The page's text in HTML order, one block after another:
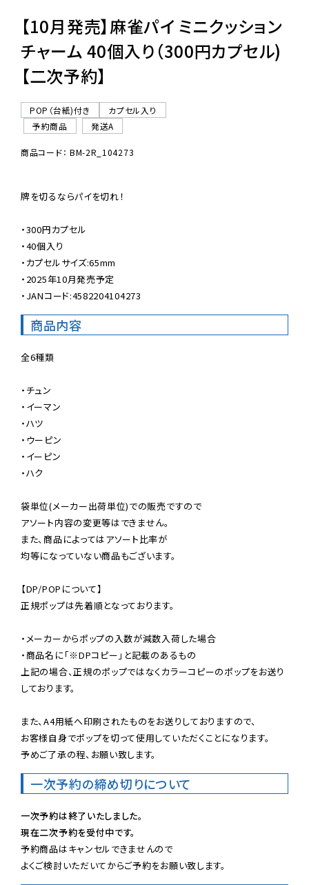
【10月発売】麻雀パイ ミニクッション
チャーム 40個入り（300円カプセル)
【二次予約】
POP（台紙)付き
カプセル入り
予約商品
発送A
商品コード： BM-2R_104273
牌を切るならパイを切れ！
・300円カプセル
・40個入り
・カプセルサイズ:65mm
・2025年10月発売予定
・JANコード:4582204104273
商品内容
全6種類
・チュン
・イーマン
・ハツ
・ウーピン
・イーピン
・ハク
袋単位(メーカー出荷単位)での販売ですので
アソート内容の変更等はできません。
また、商品によってはアソート比率が
均等になっていない商品もございます。
【DP/POPについて】
正規ポップは先着順となっております。
・メーカーからポップの入数が減数入荷した場合
・商品名に「※DPコピー」と記載のあるもの
上記の場合、正規のポップではなくカラーコピーのポップをお送り
しております。
また、A4用紙へ印刷されたものをお送りしておりますので、
お客様自身でポップを切って使用していただくことになります。
予めご了承の程、お願い致します。
一次予約の締め切りについて
一次予約は終了いたしました。
現在二次予約を受付中です。
予約商品はキャンセルできませんので
よくご検討いただいてからご予約をお願い致します。